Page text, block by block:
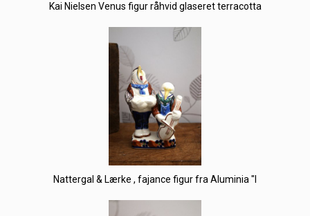
Kai Nielsen Venus figur råhvid glaseret terracotta
Nattergal & Lærke , fajance figur fra Aluminia "I